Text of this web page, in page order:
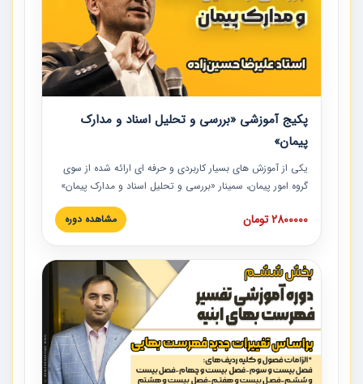
پکیج آموزشی «بررسی و تحلیل اسناد و مدارک
پیمان»
یکی از آموزش‏‏‏‏‏‏ های بسیار کاربردی و حرفه‏ ای ارائه شده از سوی
گروه امور پیمان، سمینار «بررسی و تحلیل اسناد و مدارک پیمان»
است که در دانشگاه صنعتی شریف ارائه شد. در این آموزش
نکات کلیدی مربوط به اسناد و مدارک پیمان، اولویت بندی اسناد
پیمان به همراه تجربیات عملی در این خصوص ارائه شده است.
2800000 تومان مشاهده دوره